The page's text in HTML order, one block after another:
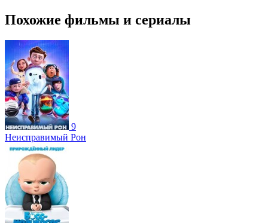
Похожие фильмы и сериалы
9
Неисправимый Рон